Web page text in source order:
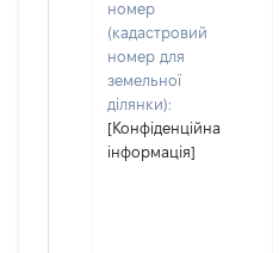
номер
(кадастровий
номер для
земельної
ділянки):
[Конфіденційна
інформація]